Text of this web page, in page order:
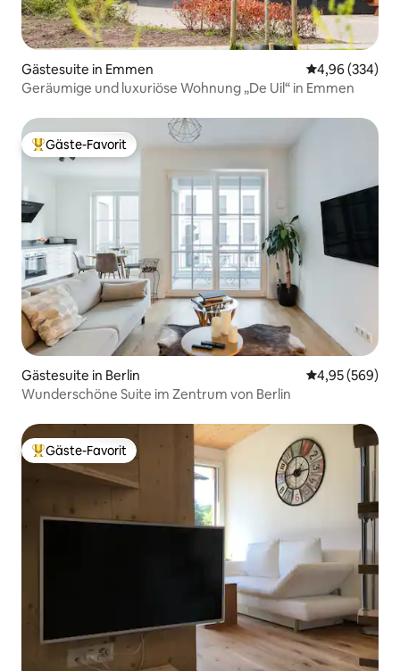
Gästesuite in Emmen
4,96 (334)
Geräumige und luxuriöse Wohnung „De Uil“ in Emmen
Beliebter Gäste-Favorit.
Gäste-Favorit
Gästesuite in Berlin
4,95 (569)
Wunderschöne Suite im Zentrum von Berlin
Beliebter Gäste-Favorit.
Gäste-Favorit